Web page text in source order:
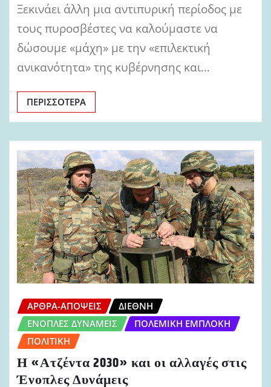
Ξεκινάει άλλη μια αντιπυρική περίοδος με
τους πυροσβέστες να καλούμαστε να
δώσουμε «μάχη» με την «επιλεκτική
ανικανότητα» της κυβέρνησης και…
ΠΕΡΙΣΣΌΤΕΡΑ
ΆΡΘΡΑ-ΑΠΌΨΕΙΣ
ΔΙΕΘΝΉ
ΈΝΟΠΛΕΣ ΔΥΝΆΜΕΙΣ
ΠΟΛΕΜΙΚΉ ΕΜΠΛΟΚΉ
ΠΟΛΙΤΙΚΉ
Η «Ατζέντα 2030» και οι αλλαγές στις
Ένοπλες Δυνάμεις